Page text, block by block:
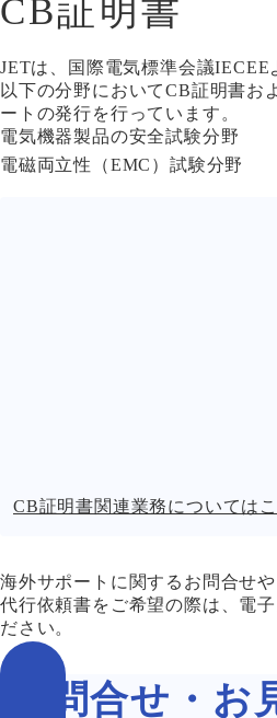
CB証明書
JETは、国際電気標準会議IECEE
以下の分野においてCB証明書お
ートの発行を行っています。
電気機器製品の安全試験分野
電磁両立性（EMC）試験分野
CB証明書関連業務については
海外サポートに関するお問合せ
代行依頼書をご希望の際は、電
ださい。
お問合せ・お